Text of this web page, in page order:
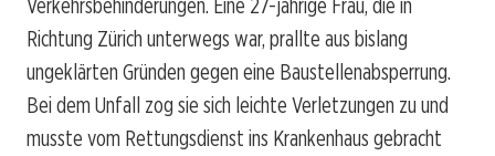
Richtung Zürich unterwegs war, prallte aus bislang
ungeklärten Gründen gegen eine Baustellenabsperrung.
Bei dem Unfall zog sie sich leichte Verletzungen zu und
musste vom Rettungsdienst ins Krankenhaus gebracht